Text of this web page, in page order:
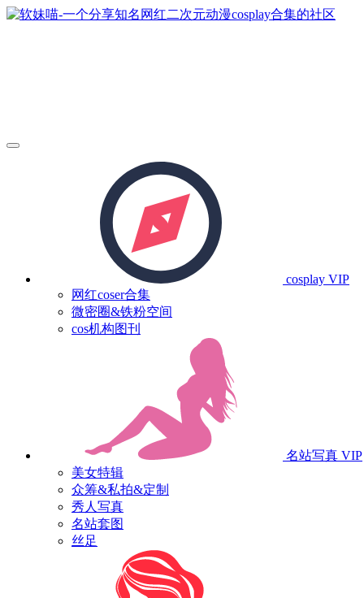
cosplay VIP
网红coser合集
微密圈&铁粉空间
cos机构图刊
名站写真 VIP
美女特辑
众筹&私拍&定制
秀人写真
名站套图
丝足